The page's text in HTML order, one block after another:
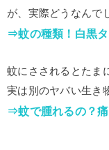
が、実際どうなんで
⇒蚊の種類！白黒
蚊にさされるとたま
実は別のヤバい生き
⇒蚊で腫れるの？